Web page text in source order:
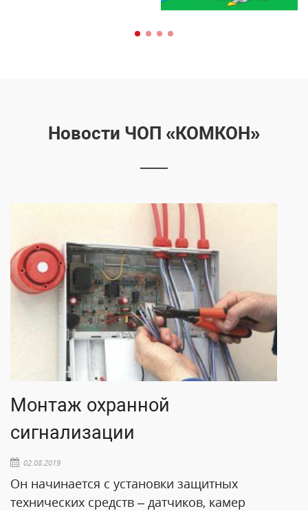
Новости ЧОП «КОМКОН»
Монтаж охранной
сигнализации
02.08.2019
Он начинается с установки защитных
технических средств – датчиков, камер